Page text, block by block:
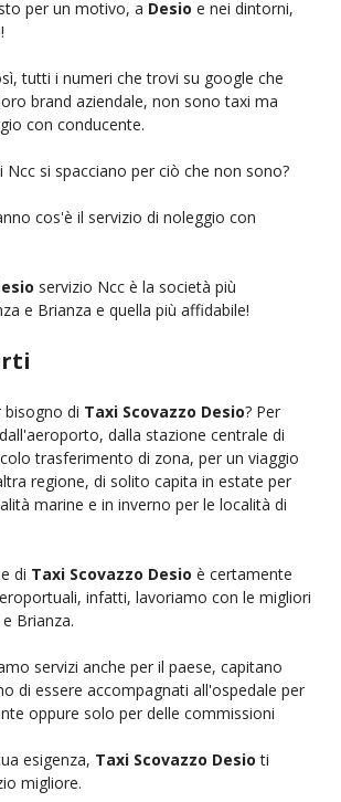
per un motivo, a Desio e nei dintorni,
tutti i numeri che trovi su google che
brand aziendale, non sono taxi ma
con conducente.
Ncc si spacciano per ciò che non sono?
cos'è il servizio di noleggio con
servizio Ncc è la società più
e Brianza e quella più affidabile!
bisogno di Taxi Scovazzo Desio? Per
dalla stazione centrale di
trasferimento di zona, per un viaggio
regione, di solito capita in estate per
marine e in inverno per le località di
di Taxi Scovazzo Desio è certamente
infatti, lavoriamo con le migliori
Brianza.
servizi anche per il paese, capitano
di essere accompagnati all'ospedale per
oppure solo per delle commissioni
esigenza, Taxi Scovazzo Desio ti
migliore.